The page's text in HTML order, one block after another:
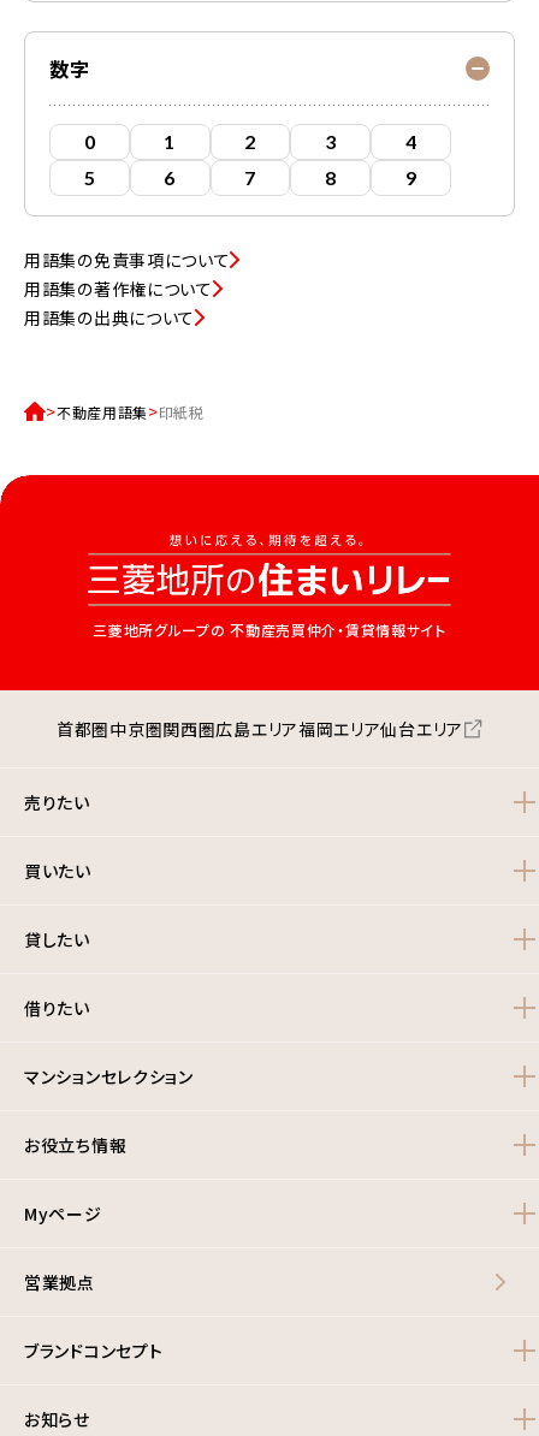
数字
0 1 2 3
4
5
6 7 8 9
用語集の免責事項について
用語集の著作権について
用語集の出典について
不動産用語集 印紙税
三菱地所グループの 不動産売買仲介・賃貸情報サイト
首都圏中京圏関西圏広島エリア福岡エリア仙台エリア
売りたい
買いたい
貸したい
借りたい
マンションセレクション
お役立ち情報
Myページ
営業拠点
ブランドコンセプト
お知らせ